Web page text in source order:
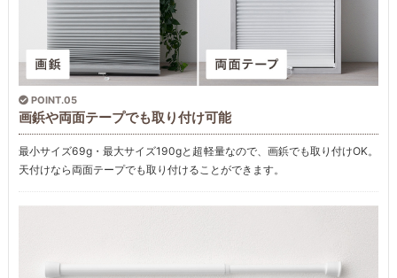
POINT.05
画鋲や両面テープでも取り付け可能
最小サイズ69g・最大サイズ190gと超軽量なので、画鋲でも取り付けOK。
天付けなら両面テープでも取り付けることができます。